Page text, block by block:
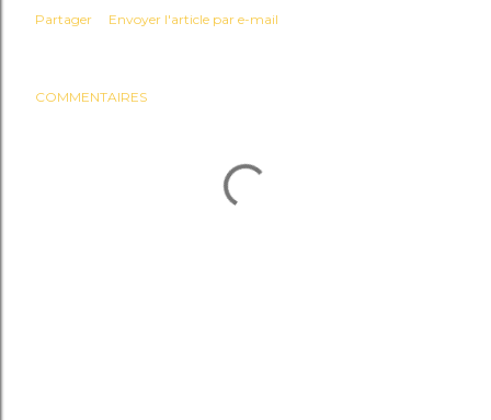
Partager Envoyer l'article par e-mail
COMMENTAIRES